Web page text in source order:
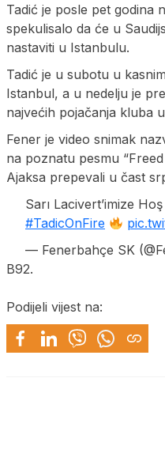
Tadić je posle pet godina
spekulisalo da će u
nastaviti u Istanbulu.
Tadić je u subotu u
Istanbul, a u nedelju je
najvećih pojačanja kluba
Fener je video snimak
na poznatu pesmu
Ajaksa prepevali u čast
Sarı Lacivert’imize
#TadicOnFire
— Fenerbahçe SK
B92.
Podijeli vijest na: